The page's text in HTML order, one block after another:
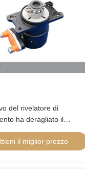
del rivelatore di
ha deragliato il
automatico della valvola
il miglior prezzo